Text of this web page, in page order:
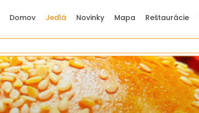
Domov Jedlá Novinky Mapa Reštaurácie